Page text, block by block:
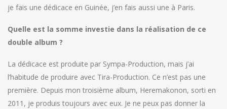
je fais une dédicace en Guinée, j’en fais aussi une à Paris.
Quelle est la somme investie dans la réalisation de ce
double album ?
La dédicace est produite par Sympa-Production, mais j’ai
l’habitude de produire avec Tira-Production. Ce n’est pas une
première. Depuis mon troisième album, Heremakonon, sorti en
2011, je produis toujours avec eux. Je ne peux pas donner la